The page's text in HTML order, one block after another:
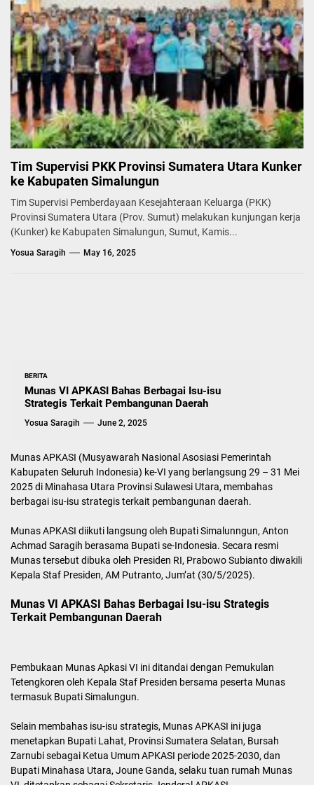
Tim Supervisi PKK Provinsi Sumatera Utara Kunker
ke Kabupaten Simalungun
Tim Supervisi Pemberdayaan Kesejahteraan Keluarga (PKK)
Provinsi Sumatera Utara (Prov. Sumut) melakukan kunjungan kerja
(Kunker) ke Kabupaten Simalungun, Sumut, Kamis...
Yosua Saragih May 16, 2025
BERITA
Munas VI APKASI Bahas Berbagai Isu-isu
Strategis Terkait Pembangunan Daerah
Yosua Saragih June 2, 2025
Munas APKASI (Musyawarah Nasional Asosiasi Pemerintah
Kabupaten Seluruh Indonesia) ke-VI yang berlangsung 29 – 31 Mei
2025 di Minahasa Utara Provinsi Sulawesi Utara, membahas
berbagai isu-isu strategis terkait pembangunan daerah.
Munas APKASI diikuti langsung oleh Bupati Simalunngun, Anton
Achmad Saragih berasama Bupati se-Indonesia. Secara resmi
Munas tersebut dibuka oleh Presiden RI, Prabowo Subianto diwakili
Kepala Staf Presiden, AM Putranto, Jum’at (30/5/2025).
Munas VI APKASI Bahas Berbagai Isu-isu Strategis
Terkait Pembangunan Daerah